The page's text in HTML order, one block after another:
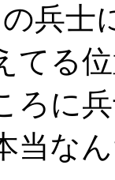
兵士
てる
ろに
当な